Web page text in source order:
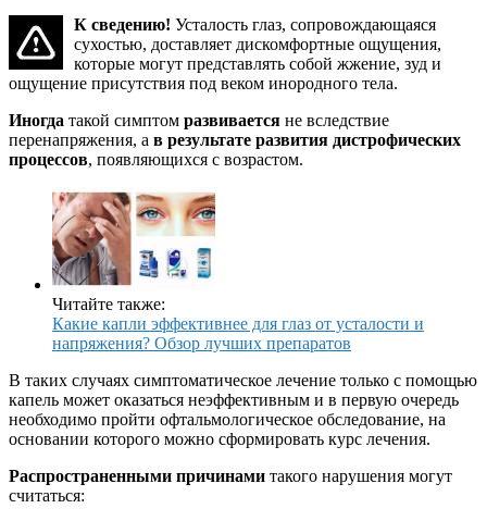
К сведению! Усталость глаз, сопровождающаяся
сухостью, доставляет дискомфортные ощущения,
которые могут представлять собой жжение, зуд и
ощущение присутствия под веком инородного тела.
Иногда такой симптом развивается не вследствие
перенапряжения, а в результате развития дистрофических
процессов, появляющихся с возрастом.
Читайте также:
Какие капли эффективнее для глаз от усталости и
напряжения? Обзор лучших препаратов
В таких случаях симптоматическое лечение только с помощью
капель может оказаться неэффективным и в первую очередь
необходимо пройти офтальмологическое обследование, на
основании которого можно сформировать курс лечения.
Распространенными причинами такого нарушения могут
считаться: